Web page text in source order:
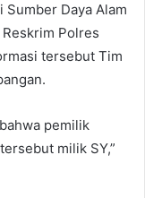
Sumber Daya Alam
Polres
tersebut Tim
pemilik
milik SY,”